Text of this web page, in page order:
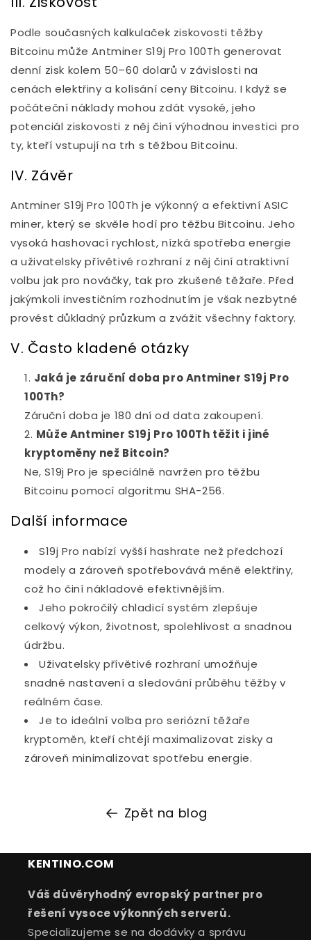
Podle současných kalkulaček ziskovosti těžby
Bitcoinu může Antminer S19j Pro 100Th generovat
denní zisk kolem 50–60 dolarů v závislosti na
cenách elektřiny a kolísání ceny Bitcoinu. I když se
počáteční náklady mohou zdát vysoké, jeho
potenciál ziskovosti z něj činí výhodnou investici pro
ty, kteří vstupují na trh s těžbou Bitcoinu.
IV. Závěr
Antminer S19j Pro 100Th je výkonný a efektivní ASIC
miner, který se skvěle hodí pro těžbu Bitcoinu. Jeho
vysoká hashovací rychlost, nízká spotřeba energie
a uživatelsky přívětivé rozhraní z něj činí atraktivní
volbu jak pro nováčky, tak pro zkušené těžaře. Před
jakýmkoli investičním rozhodnutím je však nezbytné
provést důkladný průzkum a zvážit všechny faktory.
V. Často kladené otázky
Jaká je záruční doba pro Antminer S19j Pro
100Th?
Záruční doba je 180 dní od data zakoupení.
Může Antminer S19j Pro 100Th těžit i jiné
kryptoměny než Bitcoin?
Ne, S19j Pro je speciálně navržen pro těžbu
Bitcoinu pomocí algoritmu SHA-256.
Další informace
S19j Pro nabízí vyšší hashrate než předchozí
modely a zároveň spotřebovává méně elektřiny,
což ho činí nákladově efektivnějším.
Jeho pokročilý chladicí systém zlepšuje
celkový výkon, životnost, spolehlivost a snadnou
údržbu.
Uživatelsky přívětivé rozhraní umožňuje
snadné nastavení a sledování průběhu těžby v
reálném čase.
Je to ideální volba pro seriózní těžaře
kryptoměn, kteří chtějí maximalizovat zisky a
zároveň minimalizovat spotřebu energie.
Zpět na blog
KENTINO.COM
Váš důvěryhodný evropský partner pro
řešení vysoce výkonných serverů.
Specializujeme se na dodávky a správu